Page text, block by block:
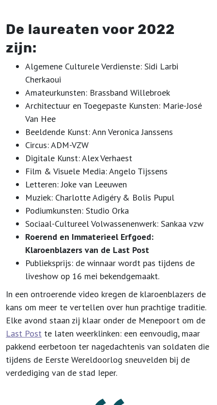
De laureaten voor 2022
zijn:
Algemene Culturele Verdienste: Sidi Larbi
Cherkaoui
Amateurkunsten: Brassband Willebroek
Architectuur en Toegepaste Kunsten: Marie-José
Van Hee
Beeldende Kunst: Ann Veronica Janssens
Circus: ADM-VZW
Digitale Kunst: Alex Verhaest
Film & Visuele Media: Angelo Tijssens
Letteren: Joke van Leeuwen
Muziek: Charlotte Adigéry & Bolis Pupul
Podiumkunsten: Studio Orka
Sociaal-Cultureel Volwassenenwerk: Sankaa vzw
Roerend en Immaterieel Erfgoed:
Klaroenblazers van de Last Post
Publieksprijs: de winnaar wordt pas tijdens de
liveshow op 16 mei bekendgemaakt.
In een ontroerende video kregen de klaroenblazers de
kans om meer te vertellen over hun prachtige traditie.
Elke avond staan zij klaar onder de Menepoort om de
Last Post te laten weerklinken: een eenvoudig, maar
pakkend eerbetoon ter nagedachtenis van soldaten die
tijdens de Eerste Wereldoorlog sneuvelden bij de
verdediging van de stad Ieper.